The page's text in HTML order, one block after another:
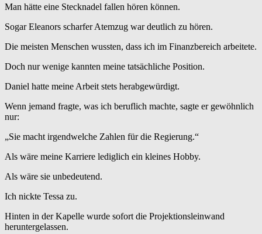
Man hätte eine Stecknadel fallen hören können.
Sogar Eleanors scharfer Atemzug war deutlich zu hören.
Die meisten Menschen wussten, dass ich im Finanzbereich arbeitete.
Doch nur wenige kannten meine tatsächliche Position.
Daniel hatte meine Arbeit stets herabgewürdigt.
Wenn jemand fragte, was ich beruflich machte, sagte er gewöhnlich
nur:
„Sie macht irgendwelche Zahlen für die Regierung.“
Als wäre meine Karriere lediglich ein kleines Hobby.
Als wäre sie unbedeutend.
Ich nickte Tessa zu.
Hinten in der Kapelle wurde sofort die Projektionsleinwand
heruntergelassen.